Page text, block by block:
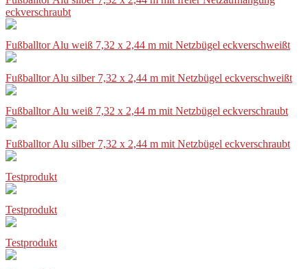
eckverschraubt
Fußballtor Alu weiß 7,32 x 2,44 m mit Netzbügel eckverschweißt
Fußballtor Alu silber 7,32 x 2,44 m mit Netzbügel eckverschweißt
Fußballtor Alu weiß 7,32 x 2,44 m mit Netzbügel eckverschraubt
Fußballtor Alu silber 7,32 x 2,44 m mit Netzbügel eckverschraubt
Testprodukt
Testprodukt
Testprodukt